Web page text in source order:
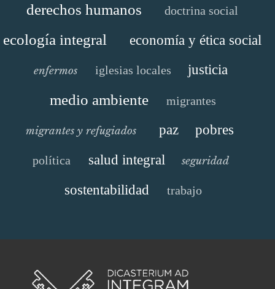
derechos humanos doctrina social
ecología integral economía y ética social
enfermos iglesias locales justicia
medio ambiente migrantes
migrantes y refugiados paz pobres
política salud integral seguridad
sostentabilidad trabajo